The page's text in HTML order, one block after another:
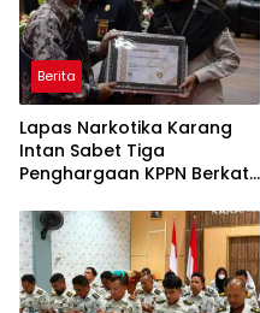
Berita
Lapas Narkotika Karang
Intan Sabet Tiga
Penghargaan KPPN Berkat
yang Transparan dan
Akuntabel